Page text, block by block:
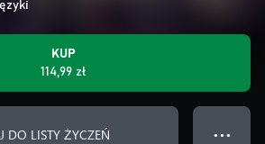
KUP
114,99 zł
DO LISTY ŻYCZEŃ ● ● ●